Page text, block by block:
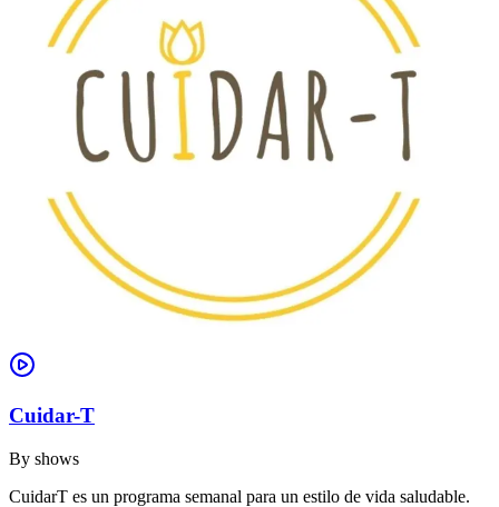
Cuidar-T
By shows
CuidarT es un programa semanal para un estilo de vida saludable.